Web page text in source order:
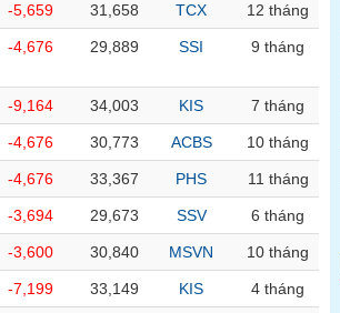
-5,659 31,658 TCX 12 tháng
-4,676 29,889 SSI 9 tháng
-9,164 34,003 KIS 7 tháng
-4,676 30,773 ACBS 10 tháng
-4,676 33,367 PHS 11 tháng
-3,694 29,673 SSV 6 tháng
-3,600 30,840 MSVN 10 tháng
-7,199 33,149 KIS 4 tháng